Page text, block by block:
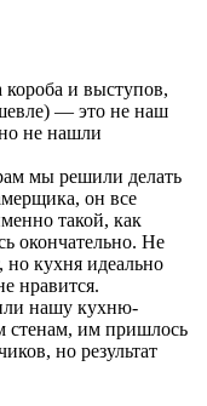
короба и выступов,
— это не наш
не нашли
мы решили делать
он все
такой, как
окончательно. Не
но кухня идеально
нравится.
нашу кухню-
стенам, им пришлось
но результат